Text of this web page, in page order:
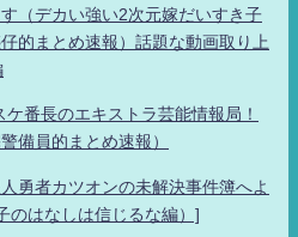
（デカい強い2次元嫁だいすき子
的まとめ速報）話題な動画取り上
番長のエキストラ芸能情報局！
備員的まとめ速報）
勇者カツオンの未解決事件簿へよ
のはなしは信じるな編）]